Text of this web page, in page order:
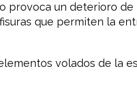
provoca un deterioro de
que permiten la
volados de la